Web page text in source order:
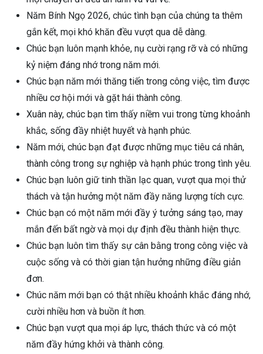
Năm Bính Ngọ 2026, chúc tình bạn của chúng ta thêm
gắn kết, mọi khó khăn đều vượt qua dễ dàng.
Chúc bạn luôn mạnh khỏe, nụ cười rạng rỡ và có những
kỷ niệm đáng nhớ trong năm mới.
Chúc bạn năm mới thăng tiến trong công việc, tìm được
nhiều cơ hội mới và gặt hái thành công.
Xuân này, chúc bạn tìm thấy niềm vui trong từng khoảnh
khắc, sống đầy nhiệt huyết và hạnh phúc.
Năm mới, chúc bạn đạt được những mục tiêu cá nhân,
thành công trong sự nghiệp và hạnh phúc trong tình yêu.
Chúc bạn luôn giữ tinh thần lạc quan, vượt qua mọi thử
thách và tận hưởng một năm đầy năng lượng tích cực.
Chúc bạn có một năm mới đầy ý tưởng sáng tạo, may
mắn đến bất ngờ và mọi dự định đều thành hiện thực.
Chúc bạn luôn tìm thấy sự cân bằng trong công việc và
cuộc sống và có thời gian tận hưởng những điều giản
đơn.
Chúc năm mới bạn có thật nhiều khoảnh khắc đáng nhớ,
cười nhiều hơn và buồn ít hơn.
Chúc bạn vượt qua mọi áp lực, thách thức và có một
năm đầy hứng khởi và thành công.